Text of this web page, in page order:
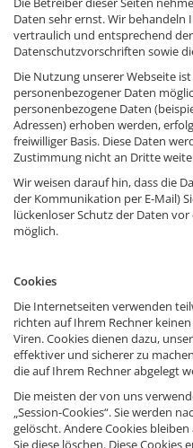
Daten sehr ernst. Wir behandeln
vertraulich und entsprechend
Datenschutzvorschriften sowie
Die Nutzung unserer Webseite
personenbezogener Daten
personenbezogene Daten
Adressen) erhoben werden,
freiwilliger Basis. Diese Daten
Zustimmung nicht an Dritte
Wir weisen darauf hin, dass die
der Kommunikation per E-Mail)
lückenloser Schutz der Daten
möglich.
Cookies
Die Internetseiten verwenden
richten auf Ihrem Rechner
Viren. Cookies dienen dazu,
effektiver und sicherer zu
die auf Ihrem Rechner abgelegt
Die meisten der von uns
„Session-Cookies“. Sie werden
gelöscht. Andere Cookies
Sie diese löschen. Diese Cookies